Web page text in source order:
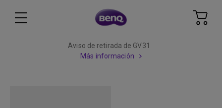
Aviso de retirada de GV31
Más información